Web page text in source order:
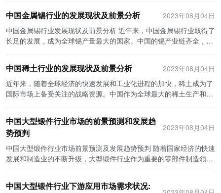
力。同时，市场格局的分散和集中并存也为点焊企业提供了多个市场
的机遇和挑战，只有不断适应市场需求和进行创新升级，企业才能在
竞争中脱颖而出。
促进了相关产业的发展，如铝合金材料、机械加工设备等。 最后，中
国电梯导轨行业还注重环境保护和可持续发展。随着节能减排和绿色
发展的要求越来越高，中国电梯导轨行业开始注重提高产品的节能性
和环保性。一方面，企业在产品设计和制造过程中采用了更加环保的
电梯导轨的维护和保养服务，延长产品的使用寿命，减少了资源浪
建设和环境保护等方面取得了长足的进步。未来，中国电梯导轨行业
将继续加强技术创新，提高产品质量，推动行业的升级和发展。同
战，为建设更加安全、便捷和可持续的城市交通环境做出更大的贡
献。
向。 再次，随着制造业的国际化程度的提高，切削刀具制造行业将会
迎来更大的市场机遇。随着全球市场一体化的进程加快，切削刀具制
造企业需要积极拓展海外市场，寻求更广阔的发展空间。与此同时，
切削刀具制造企业也需要提高产品质量和技术水平，以满足国际市场
营和品牌效应，提高市场竞争力。 最后，随着新材料和新技术的不断
涌现，切削刀具制造行业将迎来更多的创新机遇。新材料的应用可以
提高切削刀具的硬度和耐磨性，延长使用寿命；新技术的应用可以提
高切削刀具的制造精度和效率，降低生产成本。例如，纳米材料、复
遇。因此，切削刀具制造企业需要积极关注新材料和新技术的研发和
应用，提高产品的创新能力和市场竞争力。 综上所述，切削刀具制造
行业在未来的发展中将会朝着智能化、环保型、国际化和创新化方向
发展。随着科技的进步和市场的需求变化，切削刀具制造企业需要不
断提升技术水平和产品质量，加大研发投入，以适应行业发展的新形
进步和转型升级做出更大贡献。
位和巨大潜力。 其次，技术革新是切削刀具制造行业发展的重要推动
力。随着科技的不断进步，切削刀具制造企业不断加大对技术创新的
投入，通过引进先进的设备和技术，提高切削刀具的质量和性能。例
过程也得到了极大的改善。这些技术革新不仅提高了切削刀具的质量
和效率，还降低了生产成本，提高了企业的竞争力。因此，技术革新
对于切削刀具制造行业的发展起到了至关重要的作用。 最后，市场竞
必须不断提高产品质量和技术水平，以满足客户的需求并保持竞争
力。此外，企业还需要注重产品的研发和创新，不断推出新的产品和
技术，以顺应市场的需求。对于中小型企业而言，要在市场竞争中立
于不败之地，还需要加强自身的品牌建设和市场推广，提高品牌知名
度和影响力。 综上所述，切削刀具制造行业在市场规模、技术革新和
削刀具的需求将会持续增长。切削刀具制造企业需要不断提高自身的
务，如钢珠弹弓、弹力绳和气枪等。下面将对全球弹簧行业的发展进
行一些洞察，并探讨未来的趋势。 首先，全球弹簧行业的发展现状。
目前，全球弹簧行业的市值已经达到数十亿美元，未来还有更大的增
市场，特别是中国和日本。在中国，射击运动最近几年得到了很大的
发展，而在日本，一些新型的射击游戏也受到很多年轻人的欢迎。 其
次，关于全球弹簧行业的趋势洞察。随着人们对娱乐和运动需求的增
出更加精确和高质量的弹簓零件，这将提高弹簧行业的生产效率和产
品质量。另一方面，创新的游戏方式和应用也将推动弹簧行业的发
展。例如，虚拟现实和增强现实技术的应用，将使得射击游戏更加逼
真和刺激，吸引更多的玩家。 再次，未来的发展趋势。随着人们对健
康和健身的重视，弹簷体操将成为一个非常热门的健身方式。弹簧行
锻炼的需求。此外，对于可持续发展和环保意识的增强，弹簧行业也
中国金属锡行业的发展现状及前景分析
2023年08月04日
中国金属锡行业发展现状及前景分析 近年来，中国金属锡行业取得了
长足的发展，成为全球锡产量最大的国家。中国的锡产业链齐全，从
战。本文将对中国金属锡行业的现状及前景进行分析。 首先，中国金
属锡行业的现状是有力的。随着中国经济的快速发展，对锡的需求不
断增加。锡广泛应用于电子工业、化工工业、冶金工业等领域，其中
持续推动行业的发展。 其次，中国金属锡行业面临的挑战是矿产资源
供应紧张。中国锡矿资源贫瘠，主要依靠进口满足国内需求。而全球
锡矿石市场受到政治、经济等因素的影响较大，供应不稳定。因此，
中国金属锡行业需要加强与锡矿开采国家的合作，确保稳定的矿石供
应。同时，行业还需要加强技术创新，提高矿石利用率和回收率，降
随着锡在新能源、新材料等领域的应用不断扩大，锡行业将迎来更丰
中国稀土行业的发展现状及前景分析
2023年08月04日
近年来，随着全球经济的快速发展和工业化进程的加快，稀土成为了
国际市场上备受关注的战略资源。中国作为全球最大的稀土生产和出
好。中国的稀土储量居全球首位，占全球总储量的40%以上。同时，
中国拥有完整的稀土产业链，从矿山开采到冶炼加工再到出口贸易，
形成了较为完善的产业体系。中国稀土产业规模庞大，年产量占全球
总产量的90%以上。稀土产品广泛应用于新能源、环保、先进制造等
稀土资源的保护和管理，推动了行业的发展。 其次，中国稀土行业的
中国大型锻件行业市场的前景预测和发展趋
势预判
2023年08月04日
中国大型锻件行业市场前景预测及发展趋势预判 随着国家经济的快速
发展和制造业的不断升级，大型锻件行业作为重要的零部件制造领
常广阔。近年来，中国锻件行业在提升技术水平、增强创新能力和改
中国大型锻件行业下游应用市场需求状况: